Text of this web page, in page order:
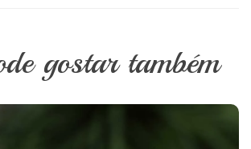
gostar também